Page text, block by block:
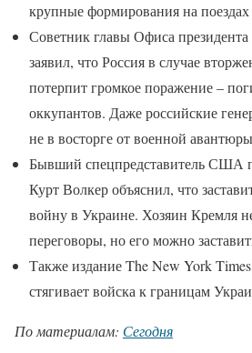
крупные формирования на поездах
Советник главы Офиса
заявил, что Россия в случае
потерпит громкое поражение –
оккупантов. Даже российские
не в восторге от военной
Бывший спецпредставитель США
Курт Волкер объяснил, что
войну в Украине. Хозяин Кремля
переговоры, но его можно
Также издание The New York
стягивает войска к границам
По материалам: Сегодня